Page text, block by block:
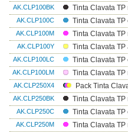
AK.CLP100BK Tinta Clavata
AK.CLP100C Tinta Clavata
AK.CLP100M Tinta Clavata
AK.CLP100Y Tinta Clavata
AK.CLP100LC Tinta Clavata
AK.CLP100LM Tinta Clavata
AK.CLP250X4 Pack Tinta
AK.CLP250BK Tinta Clavata
AK.CLP250C Tinta Clavata
AK.CLP250M Tinta Clavata